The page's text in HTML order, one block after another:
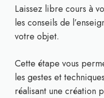
Laissez libre cours à
les conseils de
votre objet.
Cette étape vous
les gestes et
réalisant une création